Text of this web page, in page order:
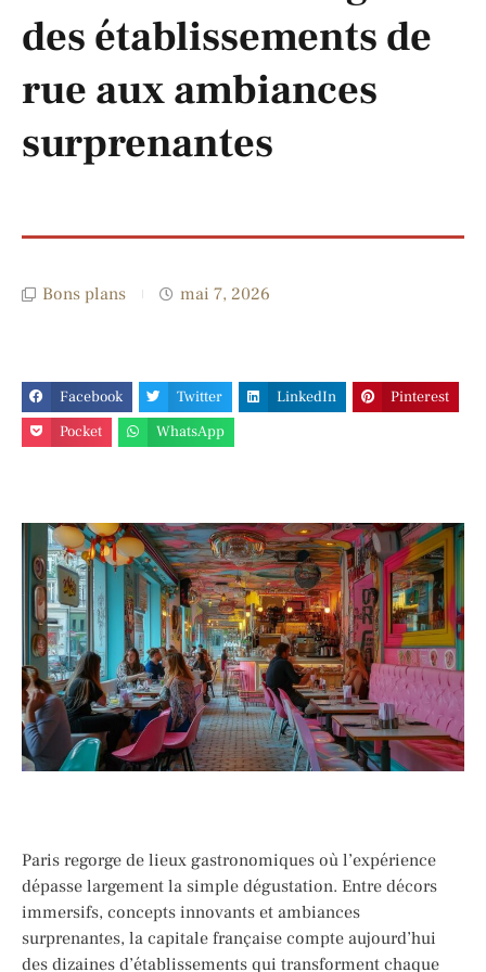
des établissements de
rue aux ambiances
surprenantes
Bons plans mai 7, 2026
Facebook Twitter LinkedIn
Pinterest
Pocket
WhatsApp
Paris regorge de lieux gastronomiques où l’expérience
dépasse largement la simple dégustation. Entre décors
immersifs, concepts innovants et ambiances
surprenantes, la capitale française compte aujourd’hui
des dizaines d’établissements qui transforment chaque